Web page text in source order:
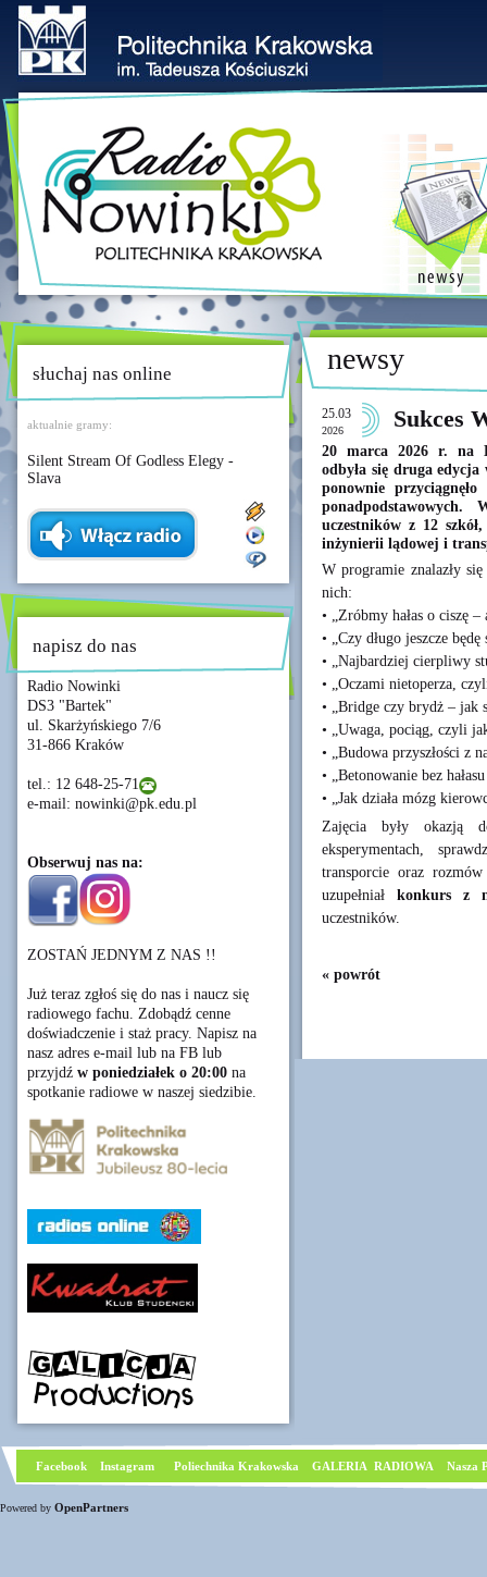
słuchaj nas online
aktualnie gramy:
Silent Stream Of Godless Elegy -
Slava
napisz do nas
Radio Nowinki
DS3 "Bartek"
ul. Skarżyńskiego 7/6
31-866 Kraków
tel.: 12 648-25-71
e-mail: nowinki@pk.edu.pl
Obserwuj nas na:
ZOSTAŃ JEDNYM Z NAS !!
Już teraz zgłoś się do nas i naucz się
radiowego fachu. Zdobądź cenne
doświadczenie i staż pracy. Napisz na
nasz adres e-mail lub na FB lub
przyjdź w poniedziałek o 20:00 na
spotkanie radiowe w naszej siedzibie.
newsy
25.03
2026 Sukces
20 marca 2026 r. na
odbyła się druga
ponownie
uczestników z 12
inżynierii lądowej i
W programie znalazły
nich:
• „Zróbmy hałas o ciszę
• „Czy długo jeszcze
• „Najbardziej cierpliwy
• „Oczami nietoperza,
• „Bridge czy brydż – jak
• „Uwaga, pociąg, czyli
• „Budowa przyszłości
• „Betonowanie bez
• „Jak działa mózg
Zajęcia były okazją
eksperymentach,
transporcie oraz
uzupełniałkonkurs z
uczestników.
« powrót
Facebook Instagram Poliechnika Krakowska GALERIA RADIOWA Nasza
Powered by OpenPartners